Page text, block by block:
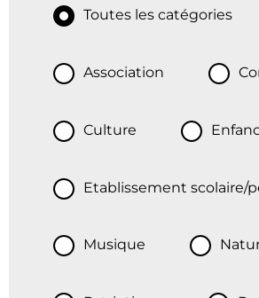
Toutes les catégories
Association
Culture
Etablissement scolaire/
Musique